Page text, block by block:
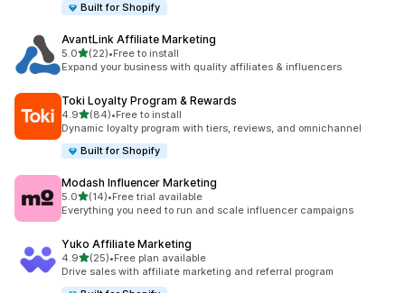
Built for Shopify
AvantLink Affiliate Marketing
5.0เต็ม 5 ดาว
(22)
ทั้งหมด 22 รีวิว
•Free to install
Expand your business with quality affiliates & influencers
Toki Loyalty Program & Rewards
4.9เต็ม 5 ดาว
(84)
ทั้งหมด 84 รีวิว
•Free to install
Dynamic loyalty program with tiers, reviews, and omnichannel
Built for Shopify
Modash Influencer Marketing
5.0เต็ม 5 ดาว
(14)
ทั้งหมด 14 รีวิว
•Free trial available
Everything you need to run and scale influencer campaigns
Yuko Affiliate Marketing
4.9เต็ม 5 ดาว
(25)
ทั้งหมด 25 รีวิว
•Free plan available
Drive sales with affiliate marketing and referral program